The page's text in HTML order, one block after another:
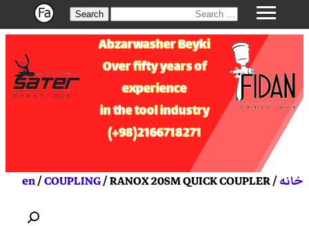
Search
Abzarwasher Beyki
Over fifty years of
experience
in the tool industry
2166718271(98+)
خانه/
en/COUPLING/ RANOX 20SM QUICK COUPLER